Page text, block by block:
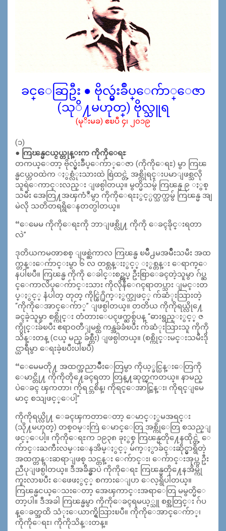
ခင္ေဆြဦး ● ဗိုလ္မွဴးခ်ဳပ္ေက်ာ္ေဇာ
(သုိ႔မဟုတ္) ဗိုလ္သူရ
(မုိးမခ) ဧၿပီ ၄၊ ၂၀၁၉
(၁)
● ကြၽန္မငယ္ငယ္တုန္းက ကိုကိုေရႊ
တကယ္ေတာ့ ဗိုလ္မွဴးခ်ဳပ္ေက်ာ္ေဇာ (ကိုကိုေရႊ) မွာ ကြၽ
န္မငယ္ဘဝထဲက ႏွစ္လံုးသားထဲ စြဲထင္တဲ့ အစ္ကိုရင္းပမာျဖစ္သလို
သူရဲေကာင္းလည္း ျဖစ္ပါတယ္။ မွတ္မိသမွ် ကြၽန္မ ၉ ႏွစ္
သမီး အေတြ႔အၾကံဳမွာ ကိုကိုေရႊႏွင့္ပတ္သက္သမွ် ကြၽန္မ အျ
မဲလို သတိတရရွိေနတတ္ပါတယ္။
“ေမေမ ကိုကိုေရႊကို ဘာျဖစ္လို႔ ကိုကို ေခၚခိုင္းရတာ
လဲ”
ဒုတိယကမၻာစစ္ ျဖစ္ဆဲကာလ ကြၽန္မ ၿမိဳ႕မအမ်ဳိးသမီး အထ
က္တန္းေက်ာင္းမွာ ၆ လ တစ္တန္းႏွင့္ ႏွစ္တန္း ေရာက္ေ
နပါၿပီ။ ကြၽန္မ ကိုကို ေခါင္းစဥ္တပ္ ဦးစြာေခၚတဲ့သူမွာ ဂ်ပ္ဆ
င္ေကာလိပ္ေက်ာင္းသား ကိုလိုနီေဂၚရာတပ္သား ျမင္းတ
ပ္ႏွင့္ နံပါတ္ တုတ္ ကိုင္စြဲ႐ိုက္ႏွက္သျဖင့္ က်ဆံုးသြားတဲ့
“ကိုကိုေအာင္ေက်ာ္” ျဖစ္ပါတယ္။ တတိယ ကိုကိုရယ္လို႔ေ
ခၚခဲ့သူမွာ စစ္ကိုင္း တံတားေပၚဖက္ဆစ္ဂ်ပန္ “ဓားရွည္ႏွင့္ ဇ
က္ပိုင္းခ်ၿပီး ဧရာဝတီျမစ္ထဲ ကန္အခ်ခံၿပီး က်ဆံုးသြားသူ ကိုကို
သိန္းတန္ (ငယ္ မည္ ခ်စ္တီး) ျဖစ္ပါတယ္။ (စစ္ကိုင္းမင္းသမီးဒို
င္ယာရီမွာ ေရးခဲ့ၿပီးပါၿပီ)
“ေမေမတို႔ အထက္အညာမ်ဳိးေတြမွာ ကိုယ့္ခင္ပြန္းေတြကို
ေမာင္တို႔ ကိုကိုတို႔ေခၚရတာ တြန္႔ဆုတ္ၾကတယ္။ နာမည္
ပဲေခၚ ၾကတာ၊ ကိုရင္ဘစိန္၊ ကိုရင္ေအာင္ထြန္း၊ ကိုရင္ျမေ
မာင္ စသျဖင့္ေပါ့”
ကိုကိုရယ္လို႔ ေခၚၾကတာေတာ့ ေမာင္ႏွမအရင္း
(သို႔မဟုတ္) တစ္ဝမ္းကြဲ ေမာင္ေတြ အစ္ကိုေတြ စသည္ျ
ဖင့္ေပါ့။ ကိုကိုေရႊက ၁၉၃၈ ခုႏွစ္ ကြၽန္မတို႔ေနထိုင္တဲ့ ေ
က်ာင္းႀကီးလမ္းေနအိမ္ႏွင့္ မ်က္ႏွာခ်င္းဆိုင္မွာရွိတဲ့
အထက္တန္းဆရာျဖစ္ သင္တန္း ေက်ာင္း၊ ေက်ာင္းအုပ္က ဦး
ညီပုျဖစ္ပါတယ္။ ဒီအခ်ိန္မွာပဲ ကိုကိုေရႊ ကြၽန္မတို႔ေနအိမ္ကို
ကူးလာၿပီး ေဖေဖႏွင့္ စကားေျပာ ေလ့ရွိပါတယ္။
ကြၽန္မငယ္ေသးေတာ့ အေၾကာင္းအရာေတြ မမွတ္မိေ
တာ့ပါ။ ဒီအခါ ကြၽန္မမွာ ကိုကိုေခၚရမယ့္သူ စစ္အတြင္း ဂ်ပ
န္ေခတ္အထိ သံုးေယာက္ရွိသြားၿပီ။ ကိုကိုေအာင္ေက်ာ္၊
ကိုကိုေရႊ၊ ကိုကိုသိန္းတန္။